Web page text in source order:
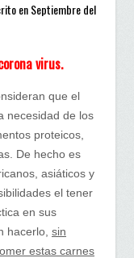
en Septiembre del
virus.
que el
necesidad de los
proteicos,
De hecho es
asiáticos y
el tener
en sus
hacerlo, sin
estas carnes